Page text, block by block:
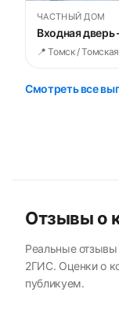
ЧАСТНЫЙ ДОМ
Входная
📍 Томск /
Смотреть все
Отзывы о
Реальные
2ГИС. Оценки о
публикуем.